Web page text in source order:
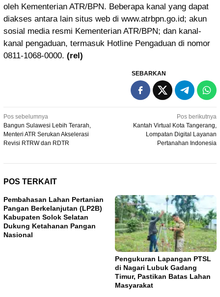
oleh Kementerian ATR/BPN. Beberapa kanal yang dapat
diakses antara lain situs web di www.atrbpn.go.id; akun
sosial media resmi Kementerian ATR/BPN; dan kanal-
kanal pengaduan, termasuk Hotline Pengaduan di nomor
0811-1068-0000. (rel)
SEBARKAN
Navigasi
pos
Pos sebelumnya
Bangun Sulawesi Lebih Terarah,
Menteri ATR Serukan Akselerasi
Revisi RTRW dan RDTR
Pos berikutnya
Kantah Virtual Kota Tangerang,
Lompatan Digital Layanan
Pertanahan Indonesia
POS TERKAIT
Pembahasan Lahan Pertanian
Pangan Berkelanjutan (LP2B)
Kabupaten Solok Selatan
Dukung Ketahanan Pangan
Nasional
Pengukuran Lapangan PTSL
di Nagari Lubuk Gadang
Timur, Pastikan Batas Lahan
Masyarakat